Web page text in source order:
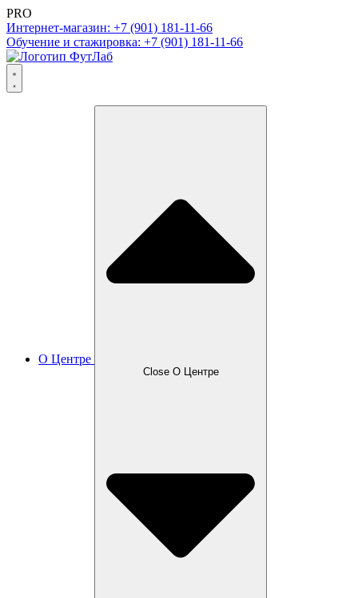
PRO
Интернет-магазин: +7 (901) 181-11-66
Обучение и стажировка: +7 (901) 181-11-66
О Центре
Close О Центре